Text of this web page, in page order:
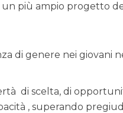
un più ampio progetto
di genere nei giovani
di scelta, di
, superando